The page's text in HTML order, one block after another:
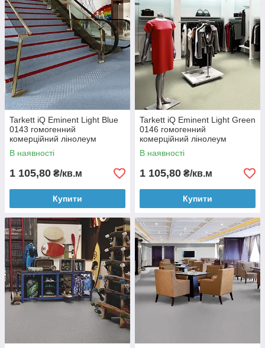
Tarkett iQ Eminent Light Blue
0143 гомогенний
комерційний лінолеум
В наявності
1 105,80 ₴/кв.м
Купити
Tarkett iQ Eminent Light Green
0146 гомогенний
комерційний лінолеум
В наявності
1 105,80 ₴/кв.м
Купити